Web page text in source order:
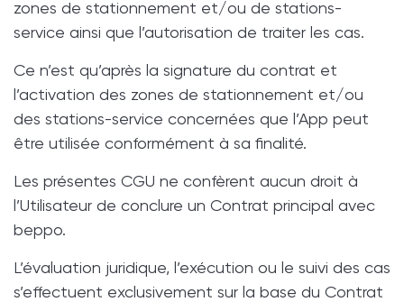
zones de stationnement et/ou de stations-
service ainsi que l’autorisation de traiter les cas.
Ce n’est qu’après la signature du contrat et
l’activation des zones de stationnement et/ou
des stations-service concernées que l’App peut
être utilisée conformément à sa finalité.
Les présentes CGU ne confèrent aucun droit à
l’Utilisateur de conclure un Contrat principal avec
beppo.
L’évaluation juridique, l’exécution ou le suivi des cas
s’effectuent exclusivement sur la base du Contrat